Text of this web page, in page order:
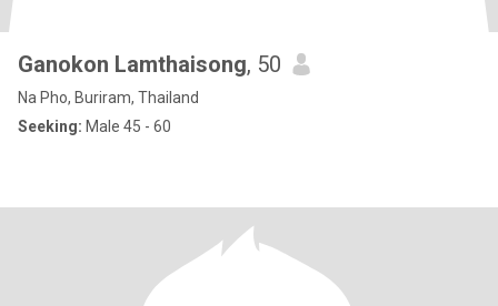
Ganokon Lamthaisong, 50
Na Pho, Buriram, Thailand
Seeking: Male 45 - 60